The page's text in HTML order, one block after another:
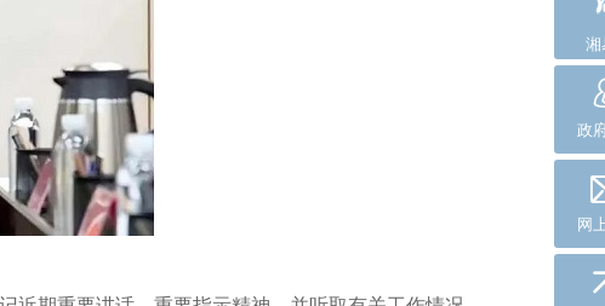
湘
政
网